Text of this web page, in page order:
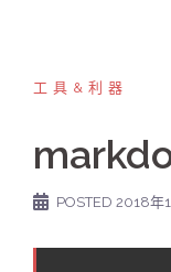
工具&利器
POSTED 2018年